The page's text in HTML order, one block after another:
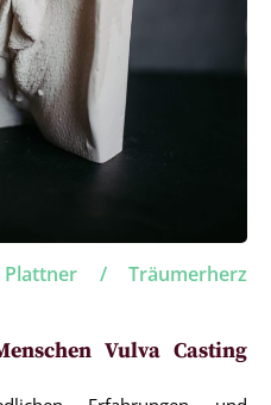
/ Träumerherz
Vulva Casting